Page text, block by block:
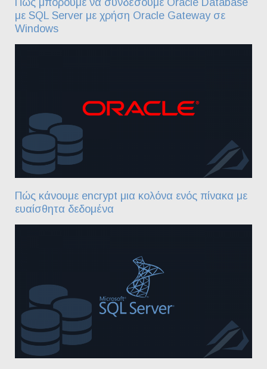
με SQL Server με χρήση Oracle Gateway σε
Windows
Πώς κάνουμε encrypt μια κολόνα ενός πίνακα με
ευαίσθητα δεδομένα